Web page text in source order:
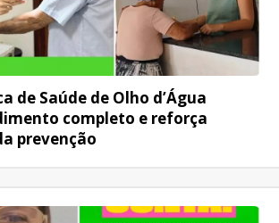
de Saúde de Olho d’Água
completo e reforça
prevenção